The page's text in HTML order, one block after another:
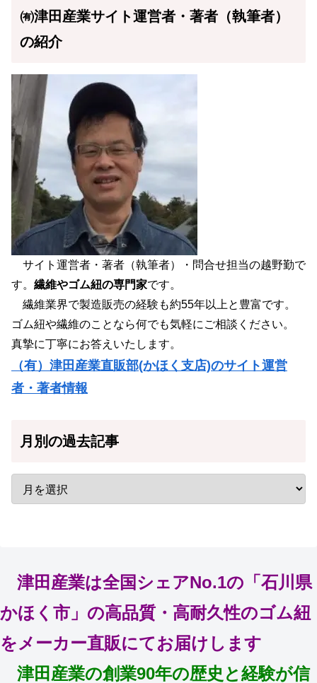
㈲津田産業サイト運営者・著者（執筆者）
の紹介
サイト運営者・著者（執筆者）・問合せ担当の越野勤で
す。 繊維やゴム紐の専門家です。
繊維業界で製造販売の経験も約55年以上と豊富です。
ゴム紐や繊維のことなら何でも気軽にご相談ください。
真摯に丁寧にお答えいたします。
（有）津田産業直販部(かほく支店)のサイト運営
者・著者情報
月別の過去記事
津田産業は全国シェアNo.1の「石川県
かほく市」の高品質・高耐久性のゴム紐
をメーカー直販にてお届けします
津田産業の創業90年の歴史と経験が信